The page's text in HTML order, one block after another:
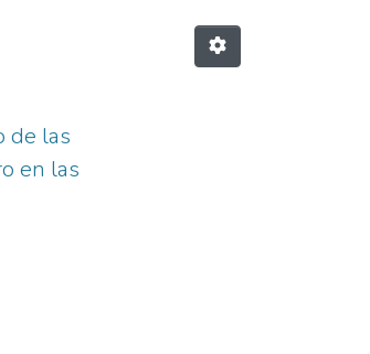
de las
en las